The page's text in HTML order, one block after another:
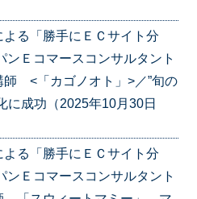
よる「勝手にＥＣサイト分
Ｅコマースコンサルタント
<「カゴノオト」>／”旬の
に成功（2025年10月30日
よる「勝手にＥＣサイト分
Ｅコマースコンサルタント